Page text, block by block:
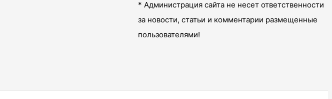
* Администрация сайта не несет ответственности
за новости, статьи и комментарии размещенные
пользователями!